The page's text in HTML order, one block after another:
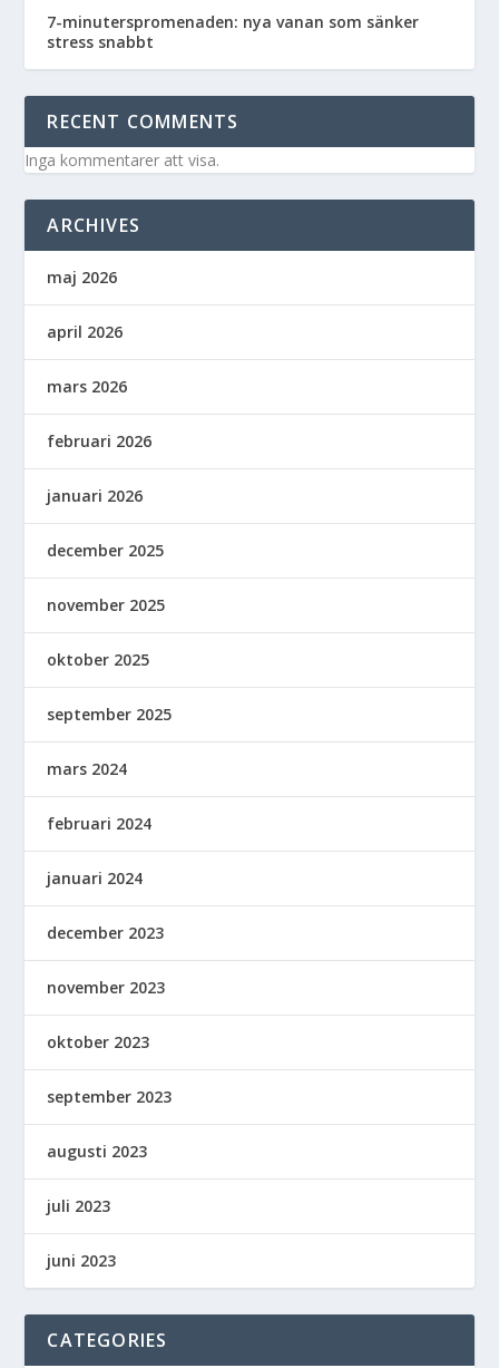
7-minuterspromenaden: nya vanan som sänker
stress snabbt
RECENT COMMENTS
Inga kommentarer att visa.
ARCHIVES
maj 2026
april 2026
mars 2026
februari 2026
januari 2026
december 2025
november 2025
oktober 2025
september 2025
mars 2024
februari 2024
januari 2024
december 2023
november 2023
oktober 2023
september 2023
augusti 2023
juli 2023
juni 2023
CATEGORIES